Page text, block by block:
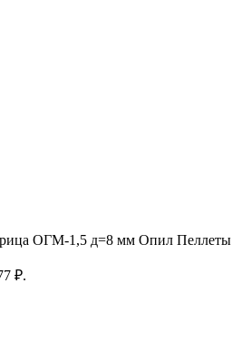
ОГМ-1,5 д=8 мм Опил Пеллеты
₽.